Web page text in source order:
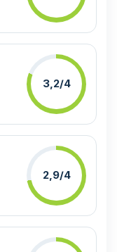
3,2/4
2,9/4